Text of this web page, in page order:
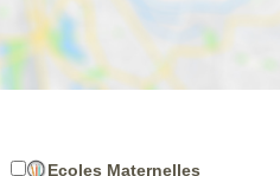
Ecoles Maternelles